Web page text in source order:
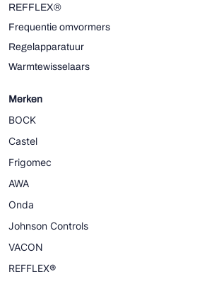
REFFLEX®
Frequentie omvormers
Regelapparatuur
Warmtewisselaars
Merken
BOCK
Castel
Frigomec
AWA
Onda
Johnson Controls
VACON
REFFLEX®